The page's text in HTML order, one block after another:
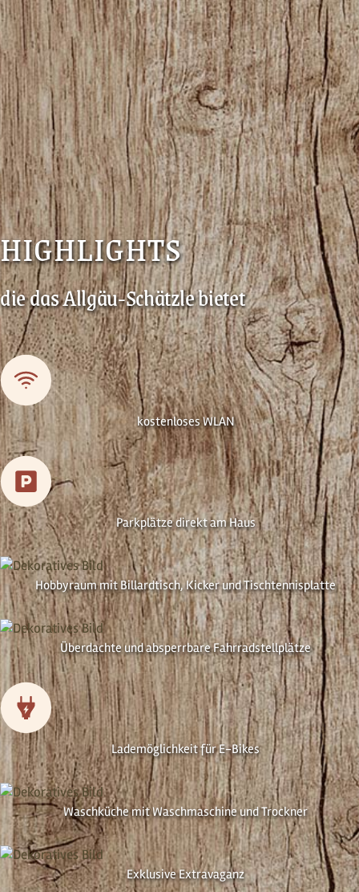
HIGHLIGHTS
die das Allgäu-Schätzle bietet
kostenloses WLAN
Parkplätze direkt am Haus
Hobbyraum mit Billardtisch, Kicker und Tischtennis­platte
Überdachte und absperr­bare Fahrradstell­plätze
Lademöglichkeit für E-Bikes
Waschküche mit Wasch­maschine und Trockner
Exklusive Extravaganz